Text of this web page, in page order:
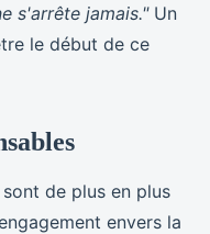
s'arrête jamais."Un
le début de ce
de plus en plus
envers la